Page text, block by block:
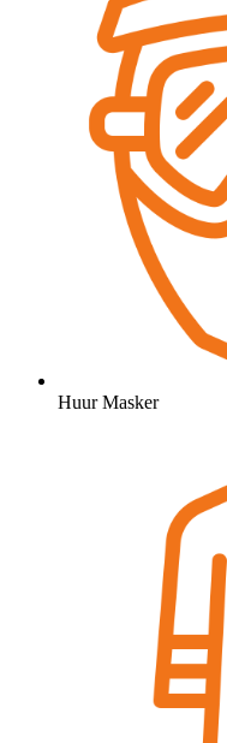
Huur Masker